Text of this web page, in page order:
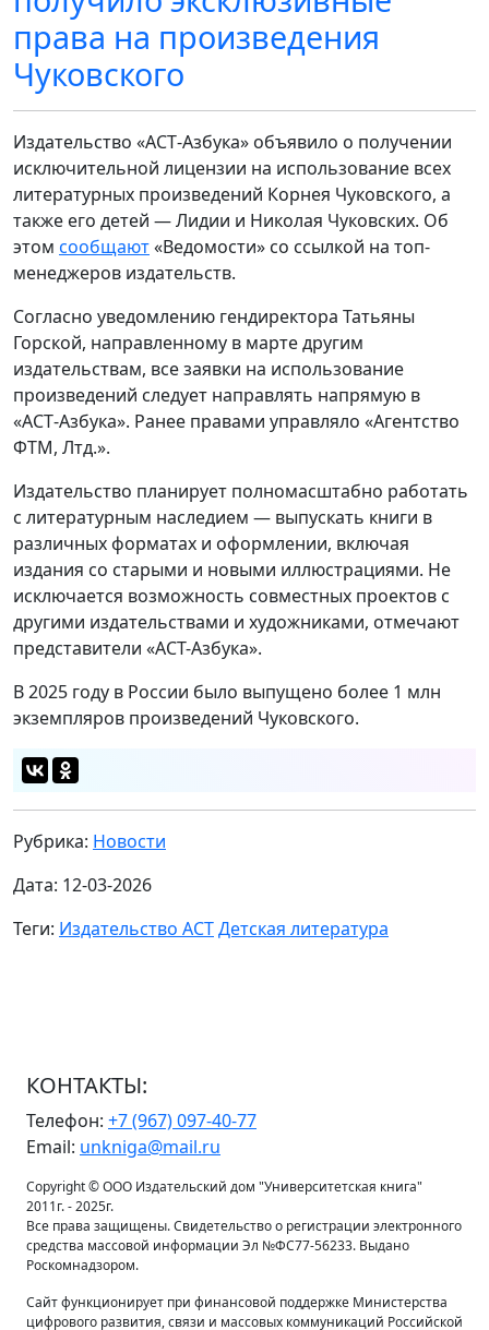
права на произведения
Чуковского
Издательство «АСТ‑Азбука» объявило о получении
исключительной лицензии на использование всех
литературных произведений Корнея Чуковского, а
также его детей — Лидии и Николая Чуковских. Об
этом сообщают«Ведомости» со ссылкой на топ-
менеджеров издательств.
Согласно уведомлению гендиректора Татьяны
Горской, направленному в марте другим
издательствам, все заявки на использование
произведений следует направлять напрямую в
«АСТ‑Азбука». Ранее правами управляло «Агентство
ФТМ, Лтд.».
Издательство планирует полномасштабно работать
с литературным наследием — выпускать книги в
различных форматах и оформлении, включая
издания со старыми и новыми иллюстрациями. Не
исключается возможность совместных проектов с
другими издательствами и художниками, отмечают
представители «АСТ-Азбука».
В 2025 году в России было выпущено более 1 млн
экземпляров произведений Чуковского.
Рубрика: Новости
Дата: 12-03-2026
Теги: Издательство АСТДетская литература
КОНТАКТЫ:
Телефон: +7 (967) 097-40-77
Email: unkniga@mail.ru
Copyright © ООО Издательский дом "Университетская книга"
2011г. - 2025г.
Все права защищены. Свидетельство о регистрации электронного
средства массовой информации Эл №ФС77-56233. Выдано
Роскомнадзором.
Сайт функционирует при финансовой поддержке Министерства
цифрового развития, связи и массовых коммуникаций Российской